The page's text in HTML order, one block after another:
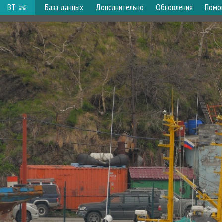
ВТ База данных Дополнительно Обновления